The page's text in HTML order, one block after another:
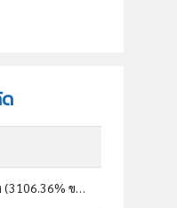
1,025,100,264 บาท (3106.36% ของทุน)